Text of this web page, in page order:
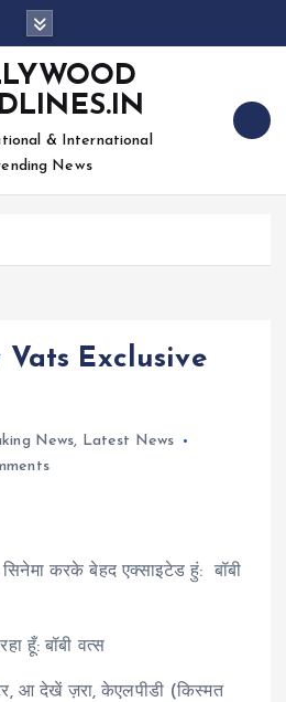
& International
News
Exclusive
News, Latest News
करके बेहद एक्साइटेड हुं: बॉबी
हूँ: बॉबी वत्स
आ देखें ज़रा, केएलपीडी (किस्मत